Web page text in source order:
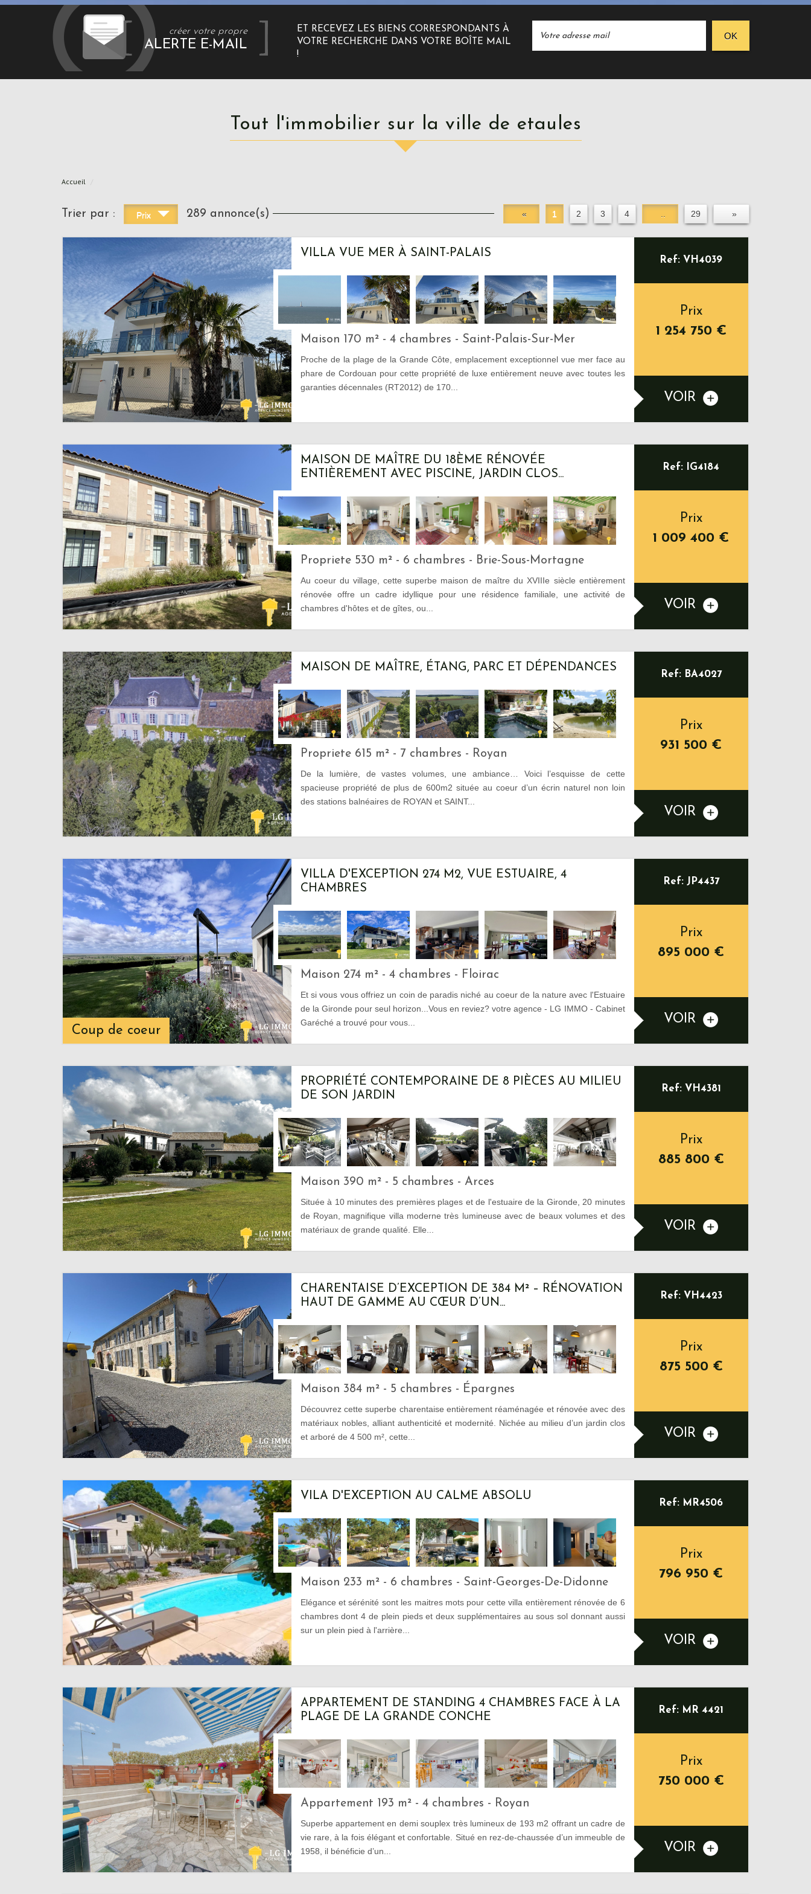
créer votre propre
ALERTE E-MAIL
ET RECEVEZ LES BIENS CORRESPONDANTS À
VOTRE RECHERCHE DANS VOTRE BOÎTE MAIL
!
OK
Tout l'immobilier sur la ville de etaules
Accueil
Trier par : Prix 289 annonce(s) « 1 2 3 4 29 »
VILLA VUE MER À SAINT-PALAIS
Maison 170 m² - 4 chambres - Saint-Palais-Sur-Mer
Proche de la plage de la Grande Côte, emplacement exceptionnel vue mer face au
phare de Cordouan pour cette propriété de luxe entièrement neuve avec toutes les
garanties décennales (RT2012) de 170...
Ref: VH4039
Prix
1 254 750 €
VOIR
MAISON DE MAÎTRE DU 18ÈME RÉNOVÉE
ENTIÈREMENT AVEC PISCINE, JARDIN CLOS...
Propriete 530 m² - 6 chambres - Brie-Sous-Mortagne
Au coeur du village, cette superbe maison de maître du XVIIIe siècle entièrement
rénovée offre un cadre idyllique pour une résidence familiale, une activité de
chambres d'hôtes et de gîtes, ou...
Ref: IG4184
Prix
1 009 400 €
VOIR
MAISON DE MAÎTRE, ÉTANG, PARC ET DÉPENDANCES
Propriete 615 m² - 7 chambres - Royan
De la lumière, de vastes volumes, une ambiance… Voici l’esquisse de cette
spacieuse propriété de plus de 600m2 située au coeur d’un écrin naturel non loin
des stations balnéaires de ROYAN et SAINT...
Ref: BA4027
Prix
931 500 €
VOIR
Coup de coeur
VILLA D'EXCEPTION 274 M2, VUE ESTUAIRE, 4
CHAMBRES
Maison 274 m² - 4 chambres - Floirac
Et si vous vous offriez un coin de paradis niché au coeur de la nature avec l'Estuaire
de la Gironde pour seul horizon...Vous en reviez? votre agence - LG IMMO - Cabinet
Garéché a trouvé pour vous...
Ref: JP4437
Prix
895 000 €
VOIR
PROPRIÉTÉ CONTEMPORAINE DE 8 PIÈCES AU MILIEU
DE SON JARDIN
Maison 390 m² - 5 chambres - Arces
Située à 10 minutes des premières plages et de l'estuaire de la Gironde, 20 minutes
de Royan, magnifique villa moderne très lumineuse avec de beaux volumes et des
matériaux de grande qualité. Elle...
Ref: VH4381
Prix
885 800 €
VOIR
CHARENTAISE D’EXCEPTION DE 384 M² – RÉNOVATION
HAUT DE GAMME AU CŒUR D’UN...
Maison 384 m² - 5 chambres - Épargnes
Découvrez cette superbe charentaise entièrement réaménagée et rénovée avec des
matériaux nobles, alliant authenticité et modernité. Nichée au milieu d’un jardin clos
et arboré de 4 500 m², cette...
Ref: VH4423
Prix
875 500 €
VOIR
VILA D'EXCEPTION AU CALME ABSOLU
Maison 233 m² - 6 chambres - Saint-Georges-De-Didonne
Elégance et sérénité sont les maitres mots pour cette villa entièrement rénovée de 6
chambres dont 4 de plein pieds et deux supplémentaires au sous sol donnant aussi
sur un plein pied à l'arrière...
Ref: MR4506
Prix
796 950 €
VOIR
APPARTEMENT DE STANDING 4 CHAMBRES FACE À LA
PLAGE DE LA GRANDE CONCHE
Appartement 193 m² - 4 chambres - Royan
Superbe appartement en demi souplex très lumineux de 193 m2 offrant un cadre de
vie rare, à la fois élégant et confortable. Situé en rez-de-chaussée d’un immeuble de
1958, il bénéficie d’un...
Ref: MR 4421
Prix
750 000 €
VOIR